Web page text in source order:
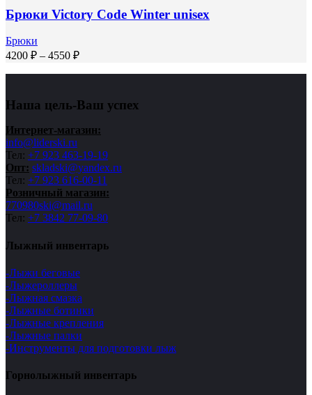
Брюки Victory Code Winter unisex
Брюки
4200 ₽ – 4550 ₽Диапазон
4550 ₽
Наша цель-Ваш успех
Интернет-магазин:
info@liderski.ru
Тел: +7 923 463-19-19
Опт: skladski@yandex.ru
Тел: +7 923 616-00-11
Розничный магазин:
770980ski@mail.ru
Тел: +7 3842 77-09-80
Лыжный инвентарь
-Лыжи беговые
-Лыжероллеры
-Лыжная смазка
-Лыжные ботинки
-Лыжные крепления
-Лыжные палки
-Инструменты для подготовки лыж
Горнолыжный инвентарь